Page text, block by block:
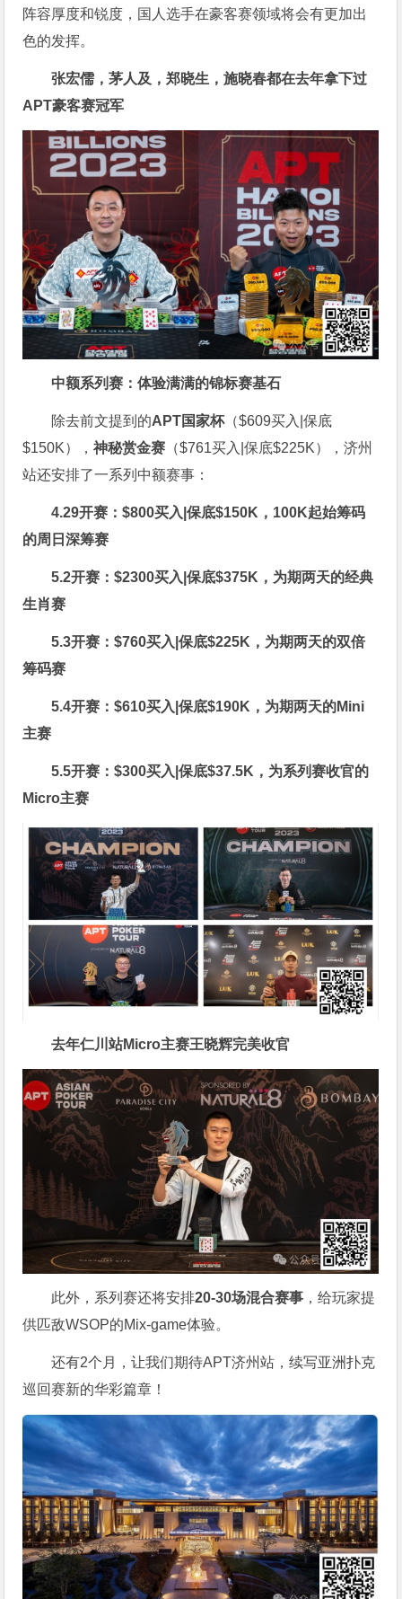
阵容厚度和锐度，国人选手在豪客赛领域将会有更加出
色的发挥。
张宏儒，茅人及，郑晓生，施晓春都在去年拿下过
APT豪客赛冠军
中额系列赛：体验满满的锦标赛基石
除去前文提到的APT国家杯（$609买入|保底
$150K），神秘赏金赛 （$761买入|保底$225K），济州
站还安排了一系列中额赛事：
4.29开赛：$800买入|保底$150K，100K起始筹码
的周日深筹赛
5.2开赛：$2300买入|保底$375K，为期两天的经典
生肖赛
5.3开赛：$760买入|保底$225K，为期两天的双倍
筹码赛
5.4开赛：$610买入|保底$190K，为期两天的Mini
主赛
5.5开赛：$300买入|保底$37.5K，为系列赛收官的
Micro主赛
去年仁川站Micro主赛王晓辉完美收官
此外，系列赛还将安排20-30场混合赛事 ，给玩家提
供匹敌WSOP的Mix-game体验。
还有2个月，让我们期待APT济州站，续写亚洲扑克
巡回赛新的华彩篇章！